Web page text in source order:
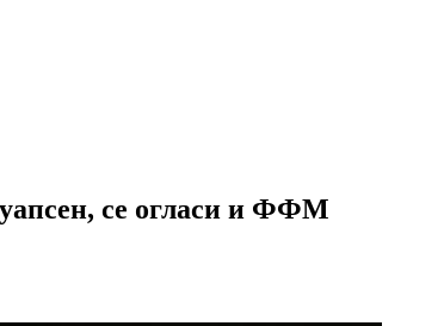
се огласи и ФФМ